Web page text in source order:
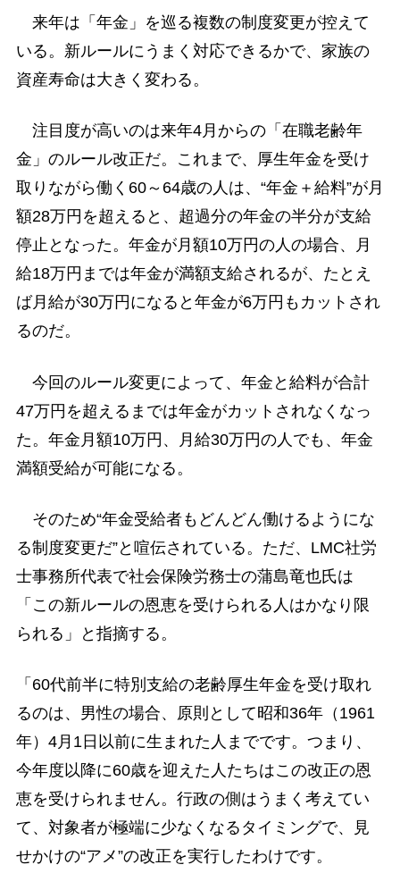
来年は「年金」を巡る複数の制度変更が控えて
いる。新ルールにうまく対応できるかで、家族の
資産寿命は大きく変わる。
注目度が高いのは来年4月からの「在職老齢年
金」のルール改正だ。これまで、厚生年金を受け
取りながら働く60～64歳の人は、“年金＋給料”が月
額28万円を超えると、超過分の年金の半分が支給
停止となった。年金が月額10万円の人の場合、月
給18万円までは年金が満額支給されるが、たとえ
ば月給が30万円になると年金が6万円もカットされ
るのだ。
今回のルール変更によって、年金と給料が合計
47万円を超えるまでは年金がカットされなくなっ
た。年金月額10万円、月給30万円の人でも、年金
満額受給が可能になる。
そのため“年金受給者もどんどん働けるようにな
る制度変更だ”と喧伝されている。ただ、LMC社労
士事務所代表で社会保険労務士の蒲島竜也氏は
「この新ルールの恩恵を受けられる人はかなり限
られる」と指摘する。
「60代前半に特別支給の老齢厚生年金を受け取れ
るのは、男性の場合、原則として昭和36年（1961
年）4月1日以前に生まれた人までです。つまり、
今年度以降に60歳を迎えた人たちはこの改正の恩
恵を受けられません。行政の側はうまく考えてい
て、対象者が極端に少なくなるタイミングで、見
せかけの“アメ”の改正を実行したわけです。